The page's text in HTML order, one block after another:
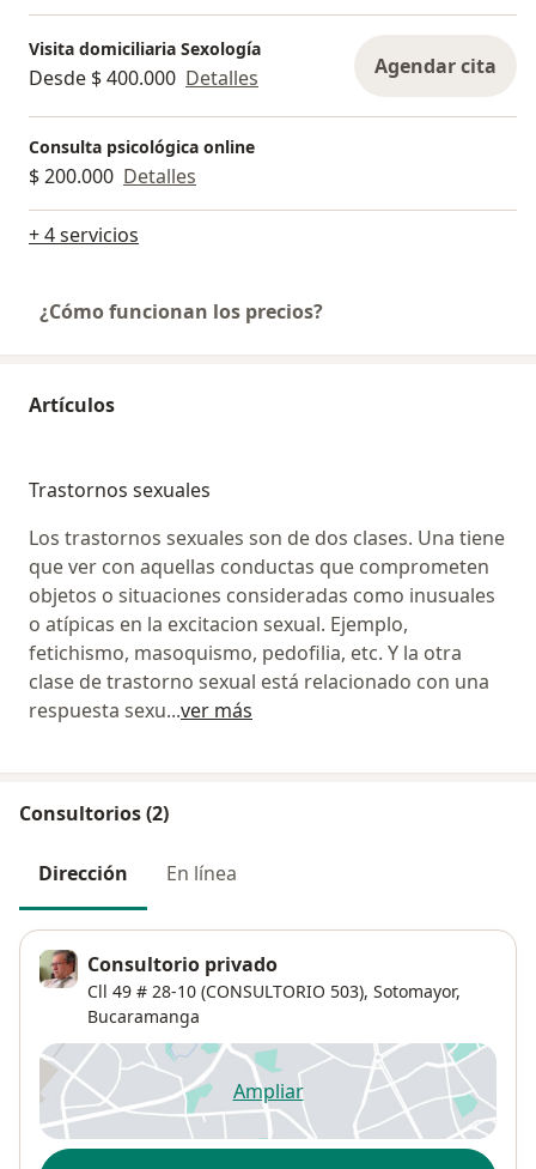
Visita domiciliaria Sexología
Desde $ 400.000 Detalles Agendar cita
Consulta psicológica online
$ 200.000 Detalles
+ 4 servicios
¿Cómo funcionan los precios?
Artículos
Trastornos sexuales
Los trastornos sexuales son de dos clases. Una tiene
que ver con aquellas conductas que comprometen
objetos o situaciones consideradas como inusuales
o atípicas en la excitacion sexual. Ejemplo,
fetichismo, masoquismo, pedofilia, etc. Y la otra
clase de trastorno sexual está relacionado con una
respuesta sexu...ver más
Consultorios (2)
Dirección En línea
Consultorio privado
Cll 49 # 28-10 (CONSULTORIO 503), Sotomayor,
Bucaramanga
Ampliarse abre en una nueva
Disponibilidad